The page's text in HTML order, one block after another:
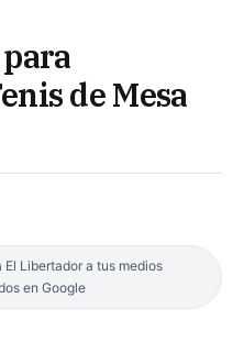
de Mesa
El Libertador a tus medios
en Google